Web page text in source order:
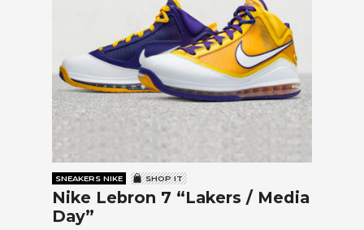
SNEAKERS NIKE SHOP IT
Nike Lebron 7 “Lakers / Media
Day”